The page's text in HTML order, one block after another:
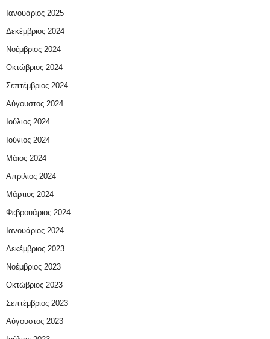
Ιανουάριος 2025
Δεκέμβριος 2024
Νοέμβριος 2024
Οκτώβριος 2024
Σεπτέμβριος 2024
Αύγουστος 2024
Ιούλιος 2024
Ιούνιος 2024
Μάιος 2024
Απρίλιος 2024
Μάρτιος 2024
Φεβρουάριος 2024
Ιανουάριος 2024
Δεκέμβριος 2023
Νοέμβριος 2023
Οκτώβριος 2023
Σεπτέμβριος 2023
Αύγουστος 2023